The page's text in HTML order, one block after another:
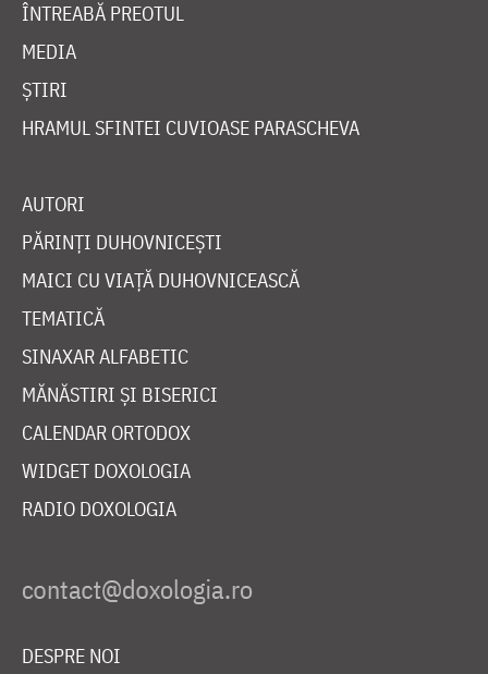
ÎNTREABĂ PREOTUL
MEDIA
ȘTIRI
HRAMUL SFINTEI CUVIOASE PARASCHEVA
AUTORI
PĂRINȚI DUHOVNICEȘTI
MAICI CU VIAȚĂ DUHOVNICEASCĂ
TEMATICĂ
SINAXAR ALFABETIC
MĂNĂSTIRI ȘI BISERICI
CALENDAR ORTODOX
WIDGET DOXOLOGIA
RADIO DOXOLOGIA
DESPRE NOI